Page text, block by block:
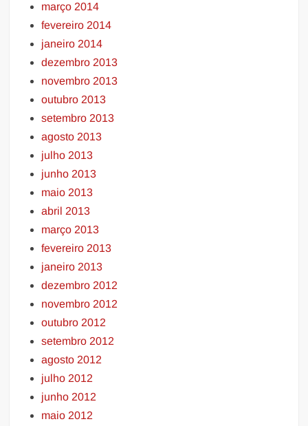
março 2014
fevereiro 2014
janeiro 2014
dezembro 2013
novembro 2013
outubro 2013
setembro 2013
agosto 2013
julho 2013
junho 2013
maio 2013
abril 2013
março 2013
fevereiro 2013
janeiro 2013
dezembro 2012
novembro 2012
outubro 2012
setembro 2012
agosto 2012
julho 2012
junho 2012
maio 2012